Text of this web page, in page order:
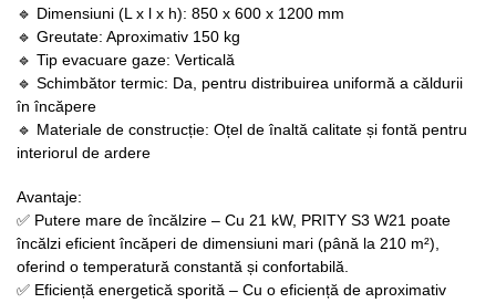
🔹 Dimensiuni (L x l x h): 850 x 600 x 1200 mm
🔹 Greutate: Aproximativ 150 kg
🔹 Tip evacuare gaze: Verticală
🔹 Schimbător termic: Da, pentru distribuirea uniformă a căldurii
în încăpere
🔹 Materiale de construcție: Oțel de înaltă calitate și fontă pentru
interiorul de ardere
Avantaje:
✅ Putere mare de încălzire – Cu 21 kW, PRITY S3 W21 poate
încălzi eficient încăperi de dimensiuni mari (până la 210 m²),
oferind o temperatură constantă și confortabilă.
✅ Eficiență energetică sporită – Cu o eficiență de aproximativ